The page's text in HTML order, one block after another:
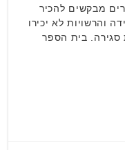
מבקשים להכיר
והרשויות לא יכירו
בית הספר